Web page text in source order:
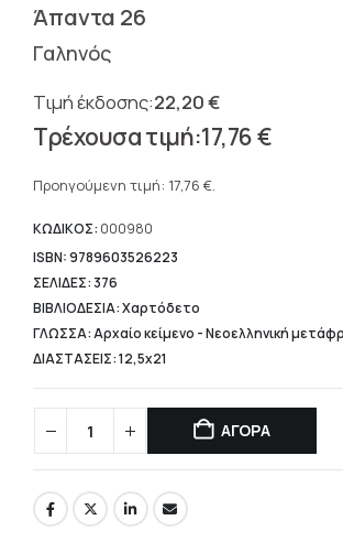
Άπαντα 26
Γαληνός
22,20€
Original
price
22,20 €.
17,76€
τρέχουσα
είναι:
17,76 €.
Προηγούμενη τιμή: 17,76 €.
ΚΩΔΙΚΟΣ: 000980
ISBN: 9789603526223
ΣΕΛΙΔΕΣ: 376
ΒΙΒΛΙΟΔΕΣΙΑ: Χαρτόδετο
ΓΛΩΣΣΑ: Αρχαίο κείμενο - Νεοελληνική
ΔΙΑΣΤΑΣΕΙΣ: 12,5x21
ΑΓΟΡΑ